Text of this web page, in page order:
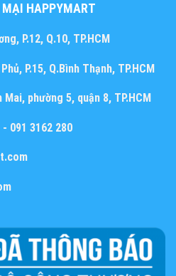
MẠI HAPPYMART
P.12, Q.10, TP.HCM
P.15, Q.Bình Thạnh, TP.HCM
phường 5, quận 8, TP.HCM
091 3162 280